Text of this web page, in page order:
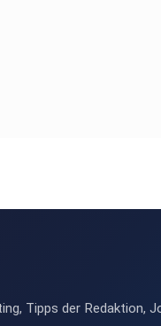
Tipps der Redaktion,